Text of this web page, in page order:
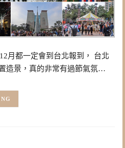
月都一定會到台北報到， 台北
造景，真的非常有過節氣氛…